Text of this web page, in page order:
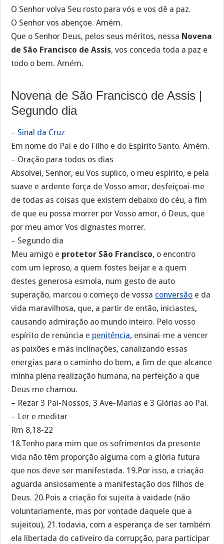
O Senhor volva Seu rosto para vós e vos dê a paz.
O Senhor vos abençoe. Amém.
Que o Senhor Deus, pelos seus méritos, nessa Novena
de São Francisco de Assis, vos conceda toda a paz e
todo o bem. Amém.
Novena de São Francisco de Assis |
Segundo dia
– Sinal da Cruz
Em nome do Pai e do Filho e do Espírito Santo. Amém.
– Oração para todos os dias
Absolvei, Senhor, eu Vos suplico, o meu espírito, e pela
suave e ardente força de Vosso amor, desfeiçoai-me
de todas as coisas que existem debaixo do céu, a fim
de que eu possa morrer por Vosso amor, ó Deus, que
por meu amor Vos dignastes morrer.
– Segundo dia
Meu amigo e protetor São Francisco, o encontro
com um leproso, a quem fostes beijar e a quem
destes generosa esmola, num gesto de auto
superação, marcou o começo de vossa conversão e da
vida maravilhosa, que, a partir de então, iniciastes,
causando admiração ao mundo inteiro. Pelo vosso
espírito de renúncia e penitência, ensinai-me a vencer
as paixões e más inclinações, canalizando essas
energias para o caminho do bem, a fim de que alcance
minha plena realização humana, na perfeição a que
Deus me chamou.
– Rezar 3 Pai-Nossos, 3 Ave-Marias e 3 Glórias ao Pai.
– Ler e meditar
Rm 8,18-22
18.Tenho para mim que os sofrimentos da presente
vida não têm proporção alguma com a glória futura
que nos deve ser manifestada. 19.Por isso, a criação
aguarda ansiosamente a manifestação dos filhos de
Deus. 20.Pois a criação foi sujeita à vaidade (não
voluntariamente, mas por vontade daquele que a
sujeitou), 21.todavia, com a esperança de ser também
ela libertada do cativeiro da corrupção, para participar